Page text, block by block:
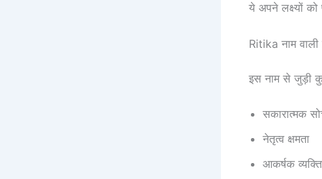
ये अपने लक्ष्यों
Ritika नाम
इस नाम से जुड़ी
सकारात्मक
नेतृत्व क्षमता
आकर्षक